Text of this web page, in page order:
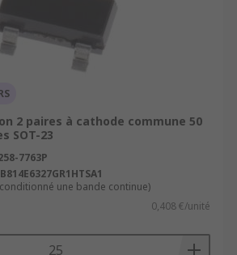
2 paires à cathode commune 50
SOT-23
7763P
une bande continue)
0,408 €/unité